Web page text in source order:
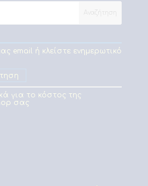
email ή κλείστε ενημερωτικό
για το κόστος της
σας